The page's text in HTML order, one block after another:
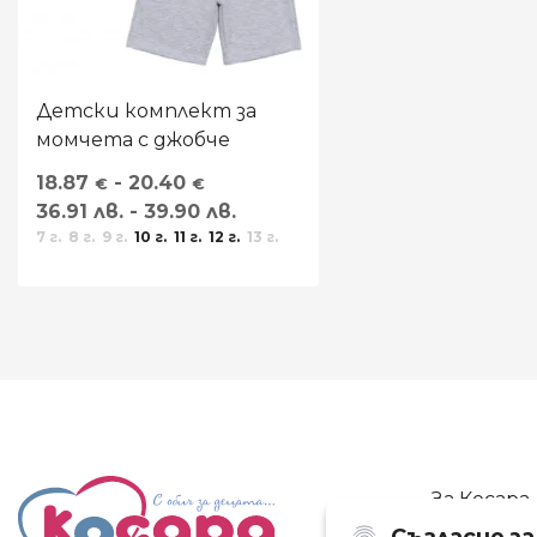
Детски комплект за
момчета с джобче
18.87 € - 20.40 €
36.91 лв. - 39.90 лв.
7 г. 8 г. 9 г. 10 г. 11 г. 12 г. 13 г.
За Косара